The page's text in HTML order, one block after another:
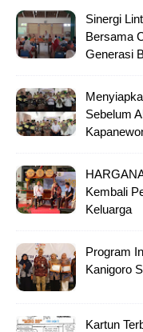
Sinergi
Bersama
Generasi
Sebelum
Kembali
Keluarga
Program
Kanigoro
Kartun